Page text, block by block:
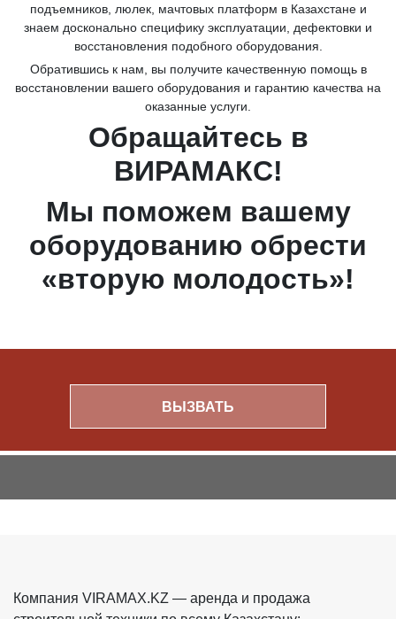
подъемников, люлек, мачтовых платформ в Казахстане и
знаем досконально специфику эксплуатации, дефектовки и
восстановления подобного оборудования.
Обратившись к нам, вы получите качественную помощь в
восстановлении вашего оборудования и гарантию качества на
оказанные услуги.
Обращайтесь в
ВИРАМАКС!
Мы поможем вашему
оборудованию обрести
«вторую молодость»!
ВЫЗВАТЬ
Компания VIRAMAX.KZ — аренда и продажа